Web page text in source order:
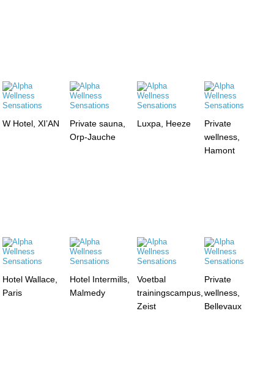
W Hotel, XI’AN
Private sauna,
Orp-Jauche
Luxpa, Heeze
Private
wellness,
Hamont
Hotel Wallace,
Paris
Hotel Intermills,
Malmedy
Voetbal
trainingscampus,
Zeist
Private
wellness,
Bellevaux